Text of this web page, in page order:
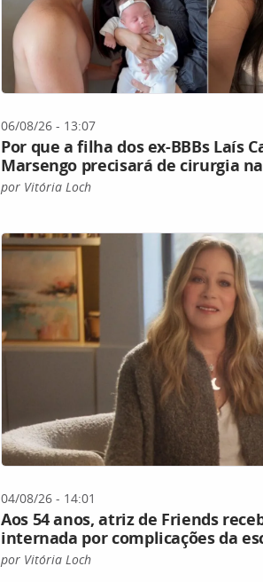
06/08/26 - 13:07
Por que a filha dos ex-BBBs Laís
Marsengo precisará de cirurgia
por Vitória Loch
04/08/26 - 14:01
Aos 54 anos, atriz de Friends
internada por complicações da
por Vitória Loch